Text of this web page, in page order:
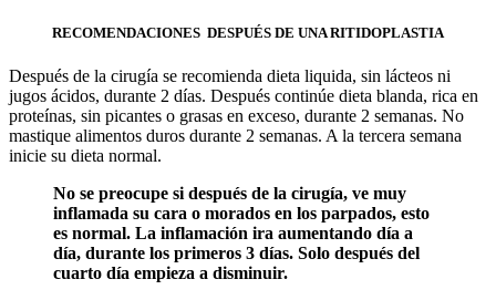
RECOMENDACIONES DESPUÉS DE UNA RITIDOPLASTIA
Después de la cirugía se recomienda dieta liquida, sin lácteos ni
jugos ácidos, durante 2 días. Después continúe dieta blanda, rica en
proteínas, sin picantes o grasas en exceso, durante 2 semanas. No
mastique alimentos duros durante 2 semanas. A la tercera semana
inicie su dieta normal.
No se preocupe si después de la cirugía, ve muy
inflamada su cara o morados en los parpados, esto
es normal. La inflamación ira aumentando día a
día, durante los primeros 3 días. Solo después del
cuarto día empieza a disminuir.